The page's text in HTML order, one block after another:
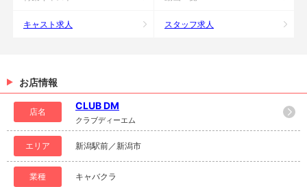
キャスト求人 スタッフ求人
お店情報
店名
CLUB DM
クラブディーエム
エリア 新潟駅前／新潟市
業種 キャバクラ